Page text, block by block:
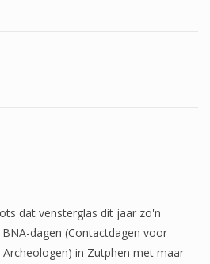
dat vensterglas dit jaar zo'n
dagen (Contactdagen voor
in Zutphen met maar